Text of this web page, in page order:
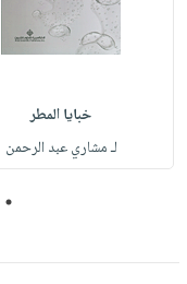
صابون
أطفال
فيديوهات
أسئلة
خدمات
نيل
كتابك
التسوق
الإصدارات
خبايا المطر
لـ مشاري عبد الرحمن
1